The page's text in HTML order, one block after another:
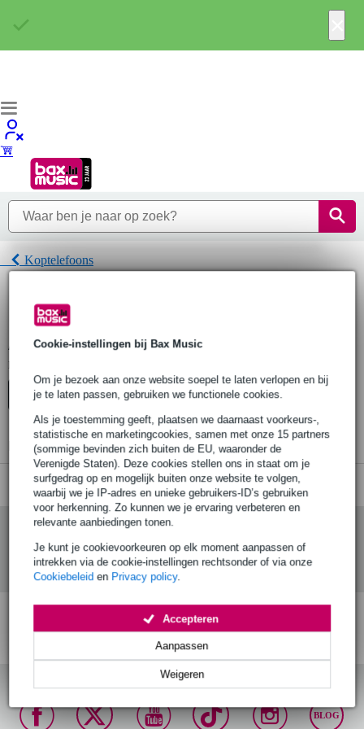
Cookie-instellingen bij Bax Music
Om je bezoek aan onze website soepel te laten verlopen en bij
je te laten passen, gebruiken we functionele cookies.
Als je toestemming geeft, plaatsen we daarnaast voorkeurs-,
statistische en marketingcookies, samen met onze 15 partners
(sommige bevinden zich buiten de EU, waaronder de
Verenigde Staten). Deze cookies stellen ons in staat om je
surfgedrag op en mogelijk buiten onze website te volgen,
waarbij we je IP-adres en unieke gebruikers-ID’s gebruiken
voor herkenning. Zo kunnen we je ervaring verbeteren en
relevante aanbiedingen tonen.
Je kunt je cookievoorkeuren op elk moment aanpassen of
intrekken via de cookie-instellingen rechtsonder of via onze
Cookiebeleid en Privacy policy.
Weigeren
Aanpassen
Accepteren
Koptelefoons
Koptelefoons
American Audio Koptelefoons
Top-10 Advies
Er zijn geen producten gevonden.
Gratis verzending vanaf
Voor 23:00 besteld,
morgen in huis (mits
op voorraad)
30 dagen 'niet goed
BLOG